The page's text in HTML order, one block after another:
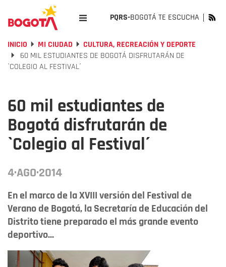
PQRS-BOGOTÁ TE ESCUCHA
INICIO MI CIUDAD
CULTURA, RECREACIÓN Y DEPORTE
60 MIL ESTUDIANTES DE BOGOTÁ DISFRUTARÁN DE
`COLEGIO AL FESTIVAL´
60 mil estudiantes de
Bogotá disfrutarán de
`Colegio al Festival´
4·AGO·2014
En el marco de la XVIII versión del Festival de
Verano de Bogotá, la Secretaría de Educación del
Distrito tiene preparado el más grande evento
deportivo...